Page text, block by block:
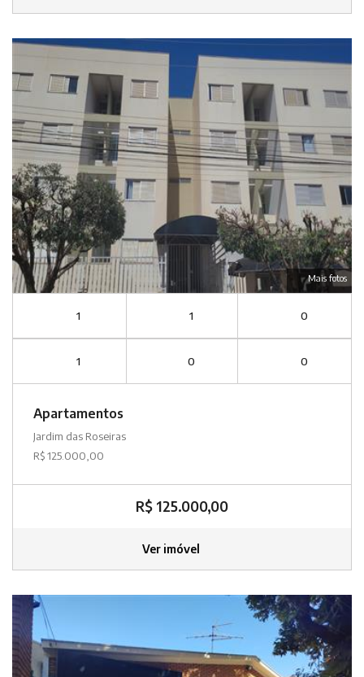
Mais fotos
1 1 0
1 0 0
Apartamentos
Jardim das Roseiras
R$ 125.000,00
R$ 125.000,00
Ver imóvel